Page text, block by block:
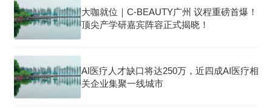
大咖就位｜C-BEAUTY广州 议程重磅首爆！
顶尖产学研嘉宾阵容正式揭晓！
AI医疗人才缺口将达250万，近四成AI医疗相
关企业集聚一线城市